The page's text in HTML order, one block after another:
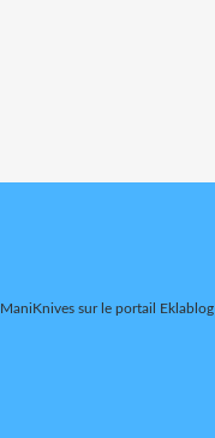
ManiKnivessur le portail Eklablog